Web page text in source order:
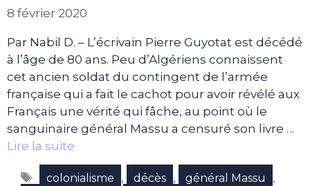
8 février 2020
Par Nabil D. – L’écrivain Pierre Guyotat est décédé
à l’âge de 80 ans. Peu d’Algériens connaissent
cet ancien soldat du contingent de l’armée
française qui a fait le cachot pour avoir révélé aux
Français une vérité qui fâche, au point où le
sanguinaire général Massu a censuré son livre …
Lire la suite
Étiquettes
colonialisme , décès , général Massu ,